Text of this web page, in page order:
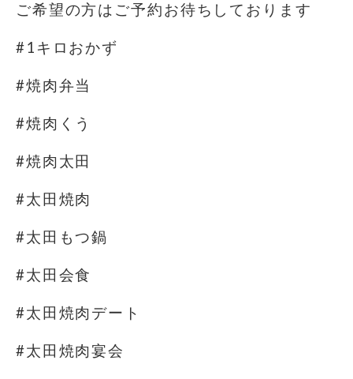
ご希望の方はご予約お待ちしております
#1キロおかず
#焼肉弁当
#焼肉くう
#焼肉太田
#太田焼肉
#太田もつ鍋
#太田会食
#太田焼肉デート
#太田焼肉宴会